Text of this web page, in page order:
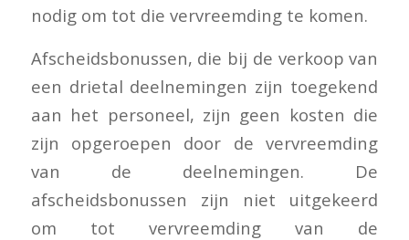
nodig om tot die vervreemding te komen.
Afscheidsbonussen, die bij de verkoop van
een drietal deelnemingen zijn toegekend
aan het personeel, zijn geen kosten die
zijn opgeroepen door de vervreemding
van de deelnemingen. De
afscheidsbonussen zijn niet uitgekeerd
om tot vervreemding van de